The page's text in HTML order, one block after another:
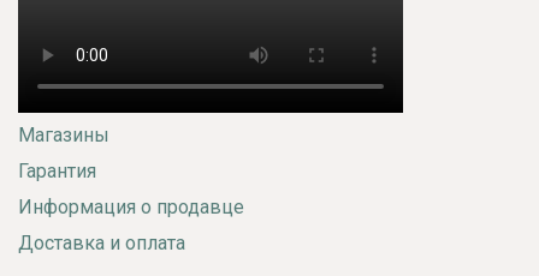
Магазины
Гарантия
Информация о продавце
Доставка и оплата